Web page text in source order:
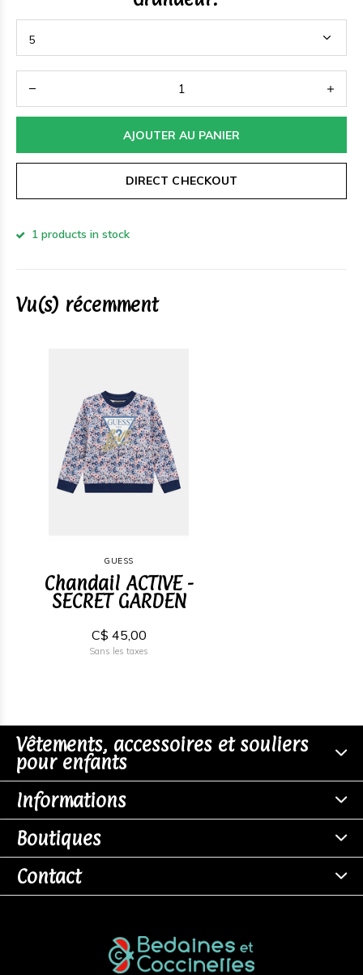
AJOUTER AU PANIER
DIRECT CHECKOUT
1 products in stock
Vu(s) récemment
GUESS
Chandail ACTIVE -
SECRET GARDEN
C$ 45,00
Sans les taxes
Vêtements, accessoires et souliers
pour enfants
Informations
Boutiques
Contact